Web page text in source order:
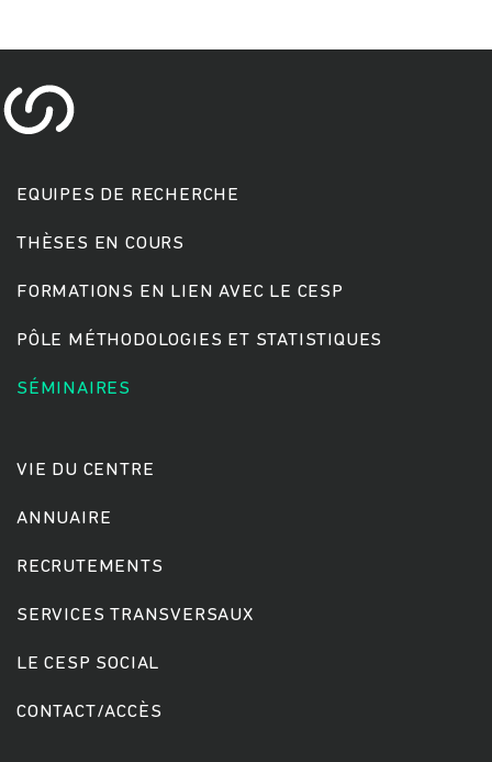
EQUIPES DE RECHERCHE
THÈSES EN COURS
FORMATIONS EN LIEN AVEC LE CESP
PÔLE MÉTHODOLOGIES ET STATISTIQUES
SÉMINAIRES
VIE DU CENTRE
ANNUAIRE
RECRUTEMENTS
SERVICES TRANSVERSAUX
LE CESP SOCIAL
CONTACT/ACCÈS